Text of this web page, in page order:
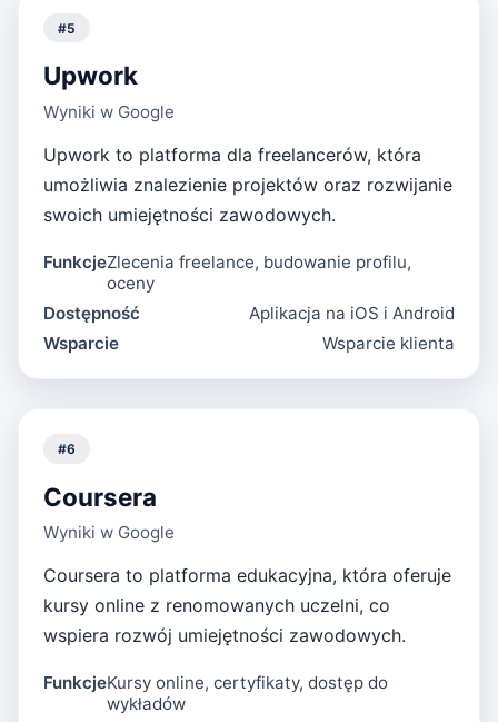
#5
Upwork
Wyniki w Google
Upwork to platforma dla freelancerów, która
umożliwia znalezienie projektów oraz rozwijanie
swoich umiejętności zawodowych.
FunkcjeZlecenia freelance, budowanie profilu,
oceny
Dostępność
Aplikacja na iOS i Android
Wsparcie
Wsparcie klienta
#6
Coursera
Wyniki w Google
Coursera to platforma edukacyjna, która oferuje
kursy online z renomowanych uczelni, co
wspiera rozwój umiejętności zawodowych.
FunkcjeKursy online, certyfikaty, dostęp do
wykładów